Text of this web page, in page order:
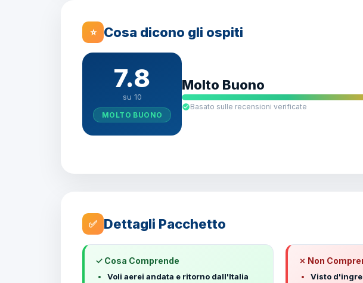
⭐ Cosa dicono gli ospiti
7.8
su 10
MOLTO BUONO
Molto Buono
Basato sulle recensioni verificate
✅ Dettagli Pacchetto
✓ Cosa Comprende
Voli aerei andata e ritorno dall'Italia
✗ Non
Visto